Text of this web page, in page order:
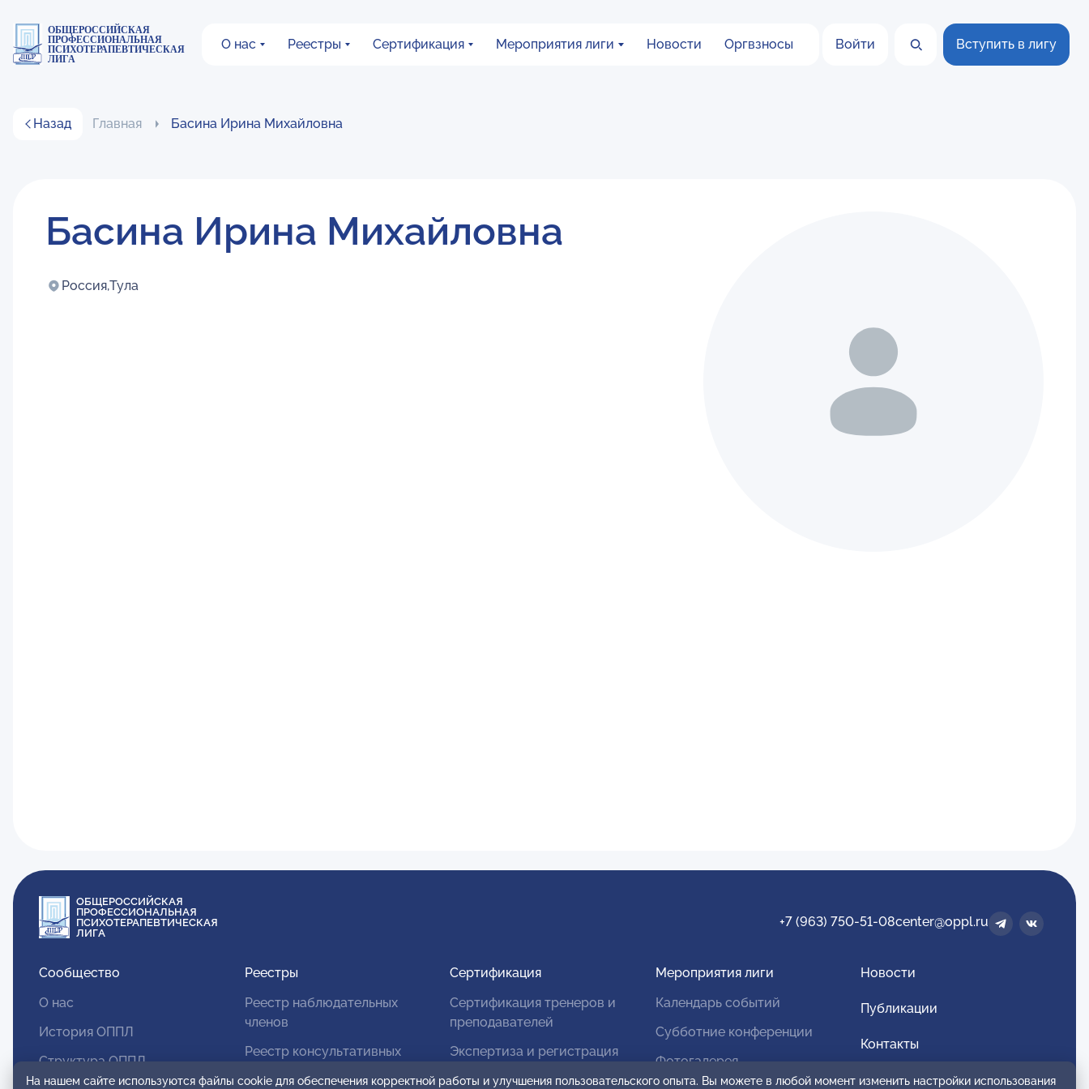
ОБЩЕРОССИЙСКАЯ
ПРОФЕССИОНАЛЬНАЯ
ПСИХОТЕРАПЕВТИЧЕСКАЯ
ЛИГА
О нас Реестры Сертификация Мероприятия лиги Новости Оргвзносы Войти Вступить в лигу
Назад Главная Басина Ирина Михайловна
Басина Ирина Михайловна
Россия,Тула
ОБЩЕРОССИЙСКАЯ
ПРОФЕССИОНАЛЬНАЯ
ПСИХОТЕРАПЕВТИЧЕСКАЯ
ЛИГА
+7 (963) 750-51-08center@oppl.ru
Сообщество
О нас
История ОППЛ
Структура ОППЛ
Реестры
Реестр наблюдательных
членов
Реестр консультативных
Сертификация
Сертификация тренеров и
преподавателей
Экспертиза и регистрация
Мероприятия лиги
Календарь событий
Субботние конференции
Фотогалерея
Новости
Публикации
Контакты
Для спонсоров и партнеров
На нашем сайте используются файлы cookie для обеспечения корректной работы и улучшения пользовательского опыта. Вы можете в любой момент изменить настройки использования